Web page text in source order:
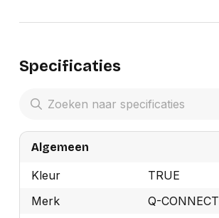
Specificaties
Algemeen
Kleur
TRUE
Merk
Q-CONNECT